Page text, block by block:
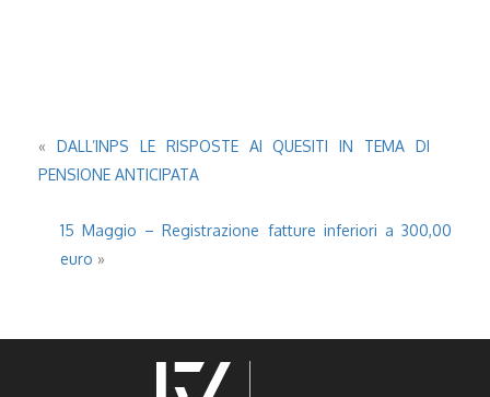
« DALL’INPS LE RISPOSTE AI QUESITI IN TEMA DI
PENSIONE ANTICIPATA
15 Maggio – Registrazione fatture inferiori a 300,00
euro »